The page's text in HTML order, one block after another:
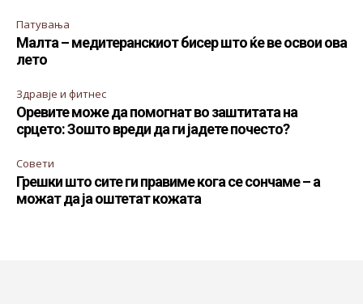
Патувања
Малта – медитеранскиот бисер што ќе ве освои ова
лето
Здравје и фитнес
Оревите може да помогнат во заштитата на
срцето: Зошто вреди да ги јадете почесто?
Совети
Грешки што сите ги правиме кога се сончаме – а
можат да ја оштетат кожата